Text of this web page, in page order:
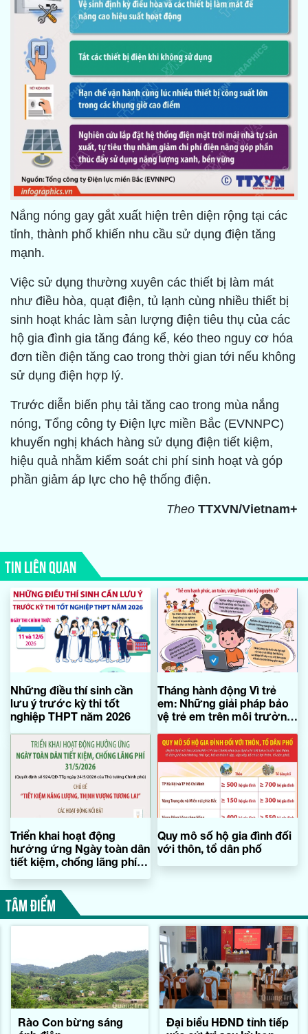
Nắng nóng gay gắt xuất hiện trên diện rộng tại các
tỉnh, thành phố khiến nhu cầu sử dụng điện tăng
mạnh.
Việc sử dụng thường xuyên các thiết bị làm mát
như điều hòa, quạt điện, tủ lạnh cùng nhiều thiết bị
sinh hoạt khác làm sản lượng điện tiêu thụ của các
hộ gia đình gia tăng đáng kể, kéo theo nguy cơ hóa
đơn tiền điện tăng cao trong thời gian tới nếu không
sử dụng điện hợp lý.
Trước diễn biến phụ tải tăng cao trong mùa nắng
nóng, Tổng công ty Điện lực miền Bắc (EVNNPC)
khuyến nghị khách hàng sử dụng điện tiết kiệm,
hiệu quả nhằm kiểm soát chi phí sinh hoạt và góp
phần giảm áp lực cho hệ thống điện.
Theo TTXVN/Vietnam+
TIN LIÊN QUAN
Những điều thí sinh cần
lưu ý trước kỳ thi tốt
nghiệp THPT năm 2026
Tháng hành động Vì trẻ
em: Những giải pháp bảo
vệ trẻ em trên môi trường
Triển khai hoạt động
hưởng ứng Ngày toàn dân
tiết kiệm, chống lãng phí
Quy mô số hộ gia đình đối
với thôn, tổ dân phố
TÂM ĐIỂM
Rào Con bừng sáng
Đại biểu HĐND tỉnh tiếp